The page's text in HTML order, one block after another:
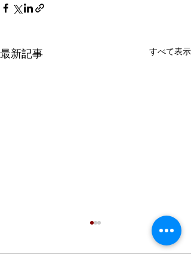
最新記事 すべて表示